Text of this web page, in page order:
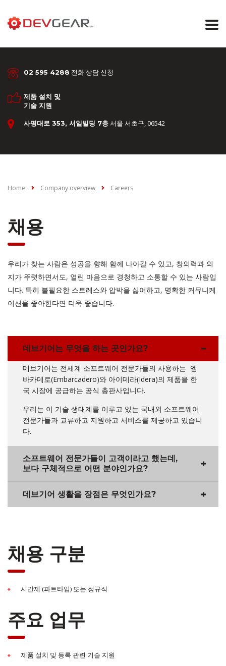
02 595 4288 전화 상담 신청
제품 설치 및
기술 지원
사평대로 353, 서일빌딩 7층서울 서초구, 06542
Home Company overview Careers
채용
우리가 찾는 사람은 성공을 향해 함께 나아갈 수 있고, 창의력과 의
지가 뚜렷하면서도, 열린 마음으로 경청하고 소통할 수 있는 사람입
니다. 특히 불필요한 스트레스와 압박을 싫어하고, 명확한 커뮤니케
이션을 좋아한다면 더욱 좋습니다.
데브기어는 무엇을 하는 곳인가요?
데브기어는 전세계 소프트웨어 전문가들의 사용하는 엠
바카데로(Embarcadero)와 아이데라(Idera)의 제품을 한
국 시장에 공급하는 공식 총판사입니다.
우리는 이 기술 생태계를 이루고 있는 국내외 소프트웨어
전문가들과 교류하고 지원하고 서비스를 제공하고 있습니
다.
소프트웨어 전문가들이 고객이라고 했는데,
보다 구체적으로 어떤 분야인가요?
데브기어 생활을 장점은 무엇인가요?
채용 구분
시간제 (파트타임) 또는 정규직
주요 업무
제품 설치 및 등록 관련 기술 지원